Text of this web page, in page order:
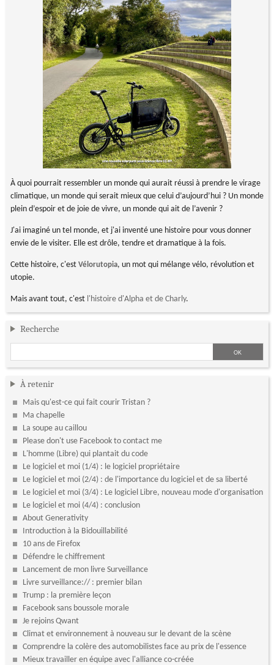
À quoi pourrait ressembler un monde qui aurait réussi à prendre le virage
climatique, un monde qui serait mieux que celui d’aujourd’hui ? Un monde
plein d’espoir et de joie de vivre, un monde qui ait de l’avenir ?
J'ai imaginé un tel monde, et j'ai inventé une histoire pour vous donner
envie de le visiter. Elle est drôle, tendre et dramatique à la fois.
Cette histoire, c'est Vélorutopia, un mot qui mélange vélo, révolution et
utopie.
Mais avant tout, c'est l'histoire d'Alpha et de Charly.
Recherche
À retenir
Mais qu'est-ce qui fait courir Tristan ?
Ma chapelle
La soupe au caillou
Please don't use Facebook to contact me
L'homme (Libre) qui plantait du code
Le logiciel et moi (1/4) : le logiciel propriétaire
Le logiciel et moi (2/4) : de l'importance du logiciel et de sa liberté
Le logiciel et moi (3/4) : Le logiciel Libre, nouveau mode d'organisation
Le logiciel et moi (4/4) : conclusion
About Generativity
Introduction à la Bidouillabilité
10 ans de Firefox
Défendre le chiffrement
Lancement de mon livre Surveillance
Livre surveillance:// : premier bilan
Trump : la première leçon
Facebook sans boussole morale
Je rejoins Qwant
Climat et environnement à nouveau sur le devant de la scène
Comprendre la colère des automobilistes face au prix de l'essence
Mieux travailler en équipe avec l'alliance co-créée